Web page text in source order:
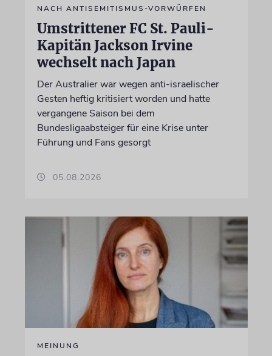
NACH ANTISEMITISMUS-VORWÜRFEN
Umstrittener FC St. Pauli-
Kapitän Jackson Irvine
wechselt nach Japan
Der Australier war wegen anti-israelischer
Gesten heftig kritisiert worden und hatte
vergangene Saison bei dem
Bundesligaabsteiger für eine Krise unter
Führung und Fans gesorgt
05.08.2026
MEINUNG